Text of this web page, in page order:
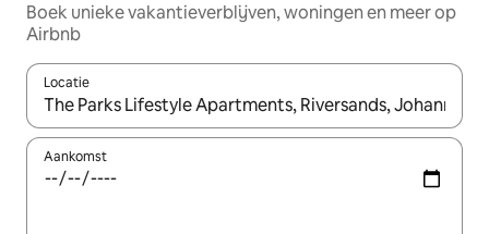
Boek unieke vakantieverblijven, woningen en meer op
Airbnb
Locatie
Wanneer er suggesties beschikbaar zijn, maak je een keuze
Aankomst